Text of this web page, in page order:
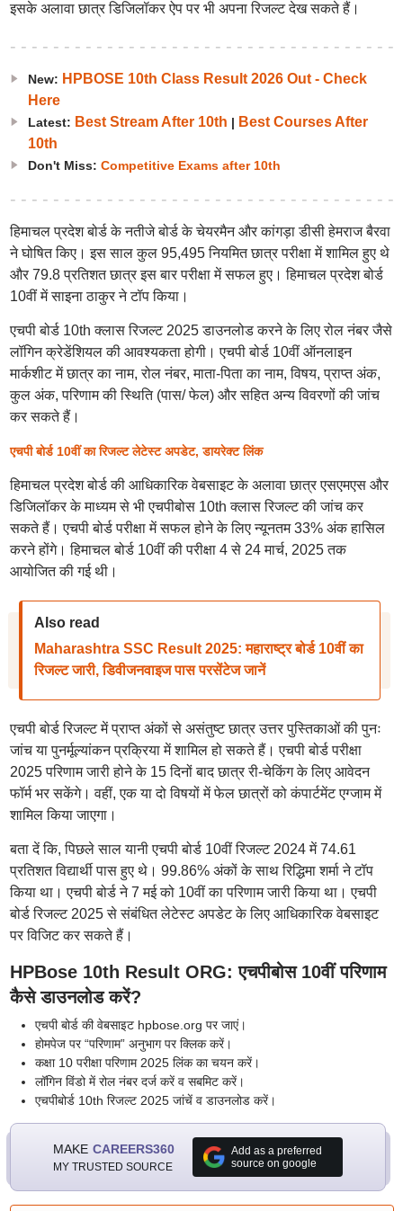
इसके अलावा छात्र डिजिलॉकर ऐप पर भी अपना रिजल्ट देख सकते हैं।
New: HPBOSE 10th Class Result 2026 Out - Check
Here
Latest: Best Stream After 10th | Best Courses After
10th
Don't Miss: Competitive Exams after 10th
हिमाचल प्रदेश बोर्ड के नतीजे बोर्ड के चेयरमैन और कांगड़ा डीसी हेमराज बैरवा
ने घोषित किए। इस साल कुल 95,495 नियमित छात्र परीक्षा में शामिल हुए थे
और 79.8 प्रतिशत छात्र इस बार परीक्षा में सफल हुए। हिमाचल प्रदेश बोर्ड
10वीं में साइना ठाकुर ने टॉप किया।
एचपी बोर्ड 10th क्लास रिजल्ट 2025 डाउनलोड करने के लिए रोल नंबर जैसे
लॉगिन क्रेडेंशियल की आवश्यकता होगी। एचपी बोर्ड 10वीं ऑनलाइन
मार्कशीट में छात्र का नाम, रोल नंबर, माता-पिता का नाम, विषय, प्राप्त अंक,
कुल अंक, परिणाम की स्थिति (पास/ फेल) और सहित अन्य विवरणों की जांच
कर सकते हैं।
एचपी बोर्ड 10वीं का रिजल्ट लेटेस्ट अपडेट, डायरेक्ट लिंक
हिमाचल प्रदेश बोर्ड की आधिकारिक वेबसाइट के अलावा छात्र एसएमएस और
डिजिलॉकर के माध्यम से भी एचपीबोस 10th क्लास रिजल्ट की जांच कर
सकते हैं। एचपी बोर्ड परीक्षा में सफल होने के लिए न्यूनतम 33% अंक हासिल
करने होंगे। हिमाचल बोर्ड 10वीं की परीक्षा 4 से 24 मार्च, 2025 तक
आयोजित की गई थी।
Also read
Maharashtra SSC Result 2025: महाराष्ट्र बोर्ड 10वीं का
रिजल्ट जारी, डिवीजनवाइज पास परसेंटेज जानें
एचपी बोर्ड रिजल्ट में प्राप्त अंकों से असंतुष्ट छात्र उत्तर पुस्तिकाओं की पुनः
जांच या पुनर्मूल्यांकन प्रक्रिया में शामिल हो सकते हैं। एचपी बोर्ड परीक्षा
2025 परिणाम जारी होने के 15 दिनों बाद छात्र री-चेकिंग के लिए आवेदन
फॉर्म भर सकेंगे। वहीं, एक या दो विषयों में फेल छात्रों को कंपार्टमेंट एग्जाम में
शामिल किया जाएगा।
बता दें कि, पिछले साल यानी एचपी बोर्ड 10वीं रिजल्ट 2024 में 74.61
प्रतिशत विद्यार्थी पास हुए थे। 99.86% अंकों के साथ रिद्धिमा शर्मा ने टॉप
किया था। एचपी बोर्ड ने 7 मई को 10वीं का परिणाम जारी किया था। एचपी
बोर्ड रिजल्ट 2025 से संबंधित लेटेस्ट अपडेट के लिए आधिकारिक वेबसाइट
पर विजिट कर सकते हैं।
HPBose 10th Result ORG: एचपीबोस 10वीं परिणाम
कैसे डाउनलोड करें?
एचपी बोर्ड की वेबसाइट hpbose.org पर जाएं।
होमपेज पर “परिणाम” अनुभाग पर क्लिक करें।
कक्षा 10 परीक्षा परिणाम 2025 लिंक का चयन करें।
लॉगिन विंडो में रोल नंबर दर्ज करें व सबमिट करें।
एचपीबोर्ड 10th रिजल्ट 2025 जांचें व डाउनलोड करें।
MAKE CAREERS360
MY TRUSTED SOURCE
Add as a preferred
source on google